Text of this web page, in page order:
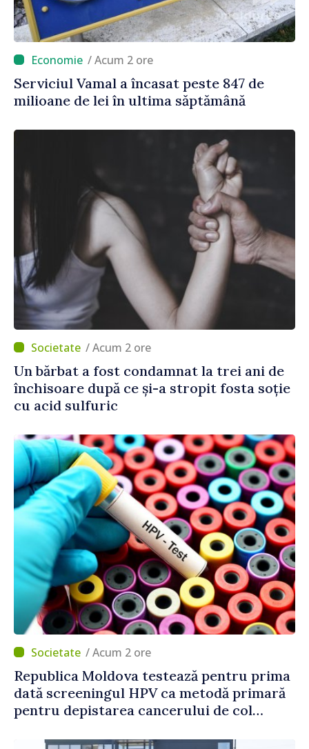
/ Acum 2 ore
Serviciul Vamal a încasat peste 847 de
milioane de lei în ultima săptămână
/ Acum 2 ore
Un bărbat a fost condamnat la trei ani de
închisoare după ce și-a stropit fosta soție
cu acid sulfuric
/ Acum 2 ore
Republica Moldova testează pentru prima
dată screeningul HPV ca metodă primară
pentru depistarea cancerului de col